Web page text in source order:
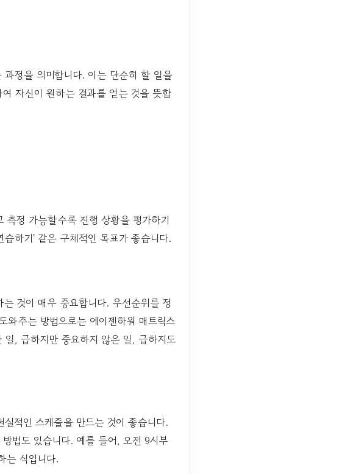
정을 의미합니다. 이는 단순히 할 일을
자신이 원하는 결과를 얻는 것을 뜻합
측정 가능할수록 진행 상황을 평가하기
하기' 같은 구체적인 목표가 좋습니다.
것이 매우 중요합니다. 우선순위를 정
주는 방법으로는 에이젠하워 매트릭스
, 급하지만 중요하지 않은 일, 급하지도
적인 스케줄을 만드는 것이 좋습니다.
법도 있습니다. 예를 들어, 오전 9시부
는 식입니다.